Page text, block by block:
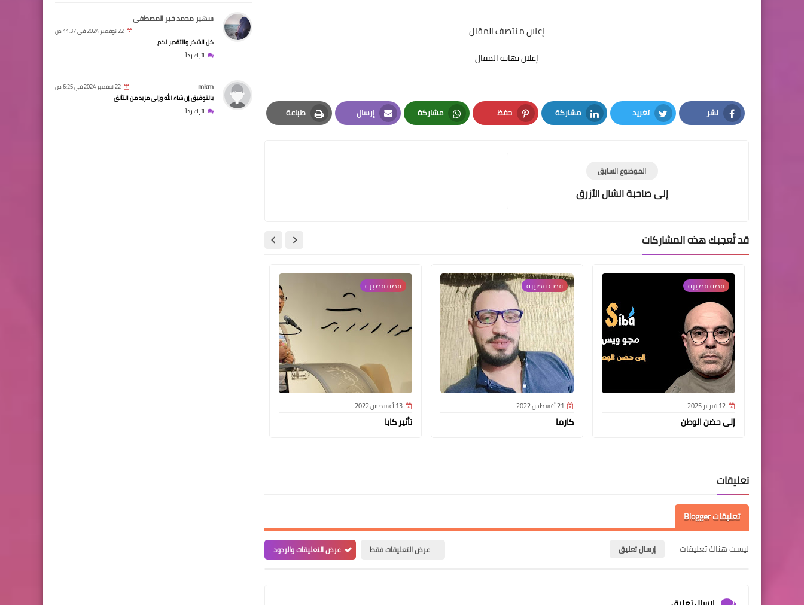
إعلان منتصف المقال
إعلان نهاية المقال
نشر
Facebook
تغريد
Twitter
مشاركة
LinkedIn
حفظ
Pinterest
مشاركة
Whatsapp
إرسال
Email
طباعة
Print
الموضوع السابق
إلى صاحبة الشال الأزرق
قد تُعجبك هذه المشاركات
قصة قصيرة
12 فبراير 2025
إلى حضن الوطن
قصة قصيرة
21 أغسطس 2022
كارما
قصة قصيرة
13 أغسطس 2022
تأثير كابا
تعليقات
تعليقات Blogger
ليست هناك تعليقات إرسال تعليق عرض التعليقات فقط عرض التعليقات والردود
سهير محمد خير المصطفى
22 نوفمبر 2024 في 11:37 ص
كل الشكر والتقدير لكم
اترك رداً
mkm 22 نوفمبر 2024 في 6:25 ص
بالتوفيق إن شاء الله وإلى مزيد من التألق
اترك رداً